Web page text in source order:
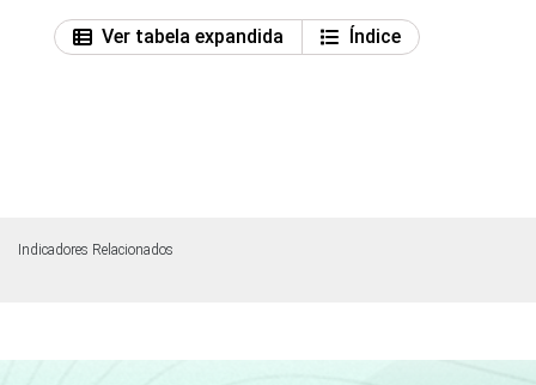
Ver tabela expandida Índice
Indicadores Relacionados